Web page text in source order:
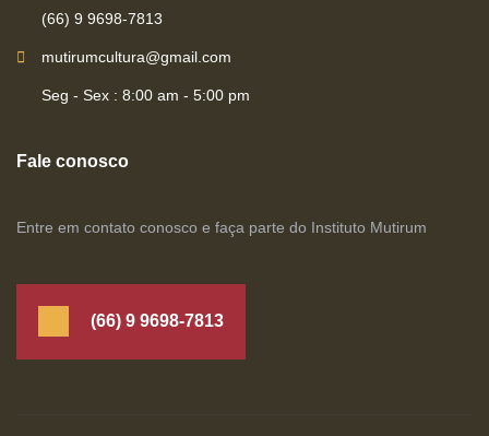
(66) 9 9698-7813
mutirumcultura@gmail.com
Seg - Sex : 8:00 am - 5:00 pm
Fale conosco
Entre em contato conosco e faça parte do Instituto Mutirum
(66) 9 9698-7813